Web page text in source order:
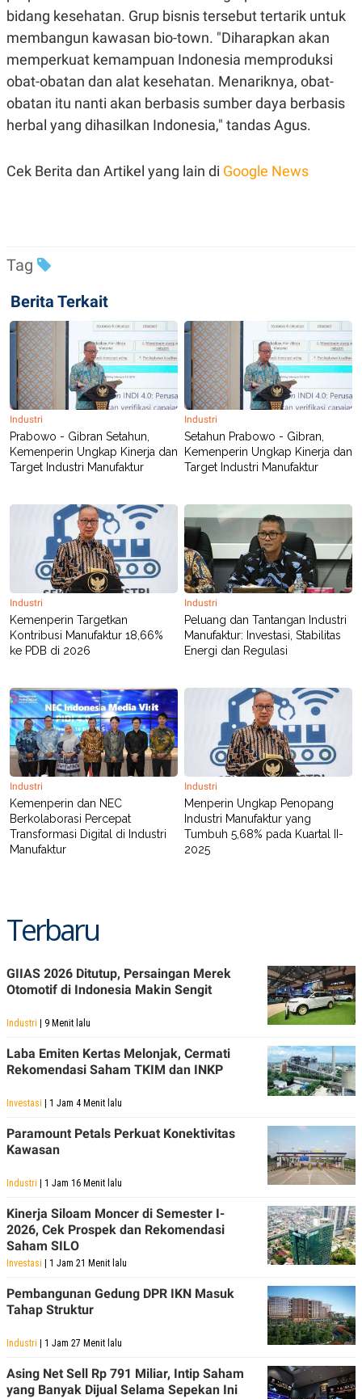
bidang kesehatan. Grup bisnis tersebut tertarik untuk
membangun kawasan bio-town. "Diharapkan akan
memperkuat kemampuan Indonesia memproduksi
obat-obatan dan alat kesehatan. Menariknya, obat-
obatan itu nanti akan berbasis sumber daya berbasis
herbal yang dihasilkan Indonesia," tandas Agus.
Cek Berita dan Artikel yang lain di Google News
Tag
Berita Terkait
Industri
Prabowo - Gibran Setahun,
Kemenperin Ungkap Kinerja dan
Target Industri Manufaktur
Industri
Setahun Prabowo - Gibran,
Kemenperin Ungkap Kinerja dan
Target Industri Manufaktur
Industri
Kemenperin Targetkan
Kontribusi Manufaktur 18,66%
ke PDB di 2026
Industri
Peluang dan Tantangan Industri
Manufaktur: Investasi, Stabilitas
Energi dan Regulasi
Industri
Kemenperin dan NEC
Berkolaborasi Percepat
Transformasi Digital di Industri
Manufaktur
Industri
Menperin Ungkap Penopang
Industri Manufaktur yang
Tumbuh 5,68% pada Kuartal II-
2025
Terbaru
GIIAS 2026 Ditutup, Persaingan Merek
Otomotif di Indonesia Makin Sengit
Industri | 9 Menit lalu
Laba Emiten Kertas Melonjak, Cermati
Rekomendasi Saham TKIM dan INKP
Investasi | 1 Jam 4 Menit lalu
Paramount Petals Perkuat Konektivitas
Kawasan
Industri | 1 Jam 16 Menit lalu
Kinerja Siloam Moncer di Semester I-
2026, Cek Prospek dan Rekomendasi
Saham SILO
Investasi | 1 Jam 21 Menit lalu
Pembangunan Gedung DPR IKN Masuk
Tahap Struktur
Industri | 1 Jam 27 Menit lalu
Asing Net Sell Rp 791 Miliar, Intip Saham
yang Banyak Dijual Selama Sepekan Ini